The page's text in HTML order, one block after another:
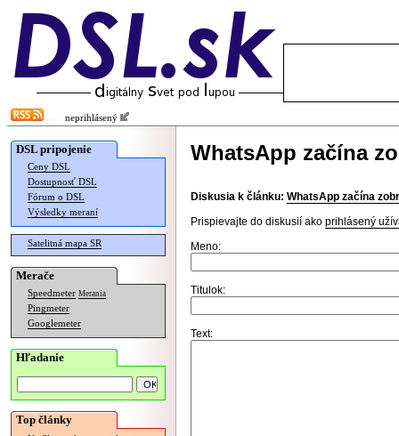
neprihlásený
DSL pripojenie
Ceny DSL
Dostupnosť DSL
Fórum o DSL
Výsledky meraní
Satelitná mapa SR
Merače
Speedmeter Merania
Pingmeter
Googlemeter
Hľadanie
Top články
WhatsApp začína
Diskusia k článku: WhatsApp začína
Prispievajte do diskusií ako prihlásený
Meno:
Titulok:
Text: